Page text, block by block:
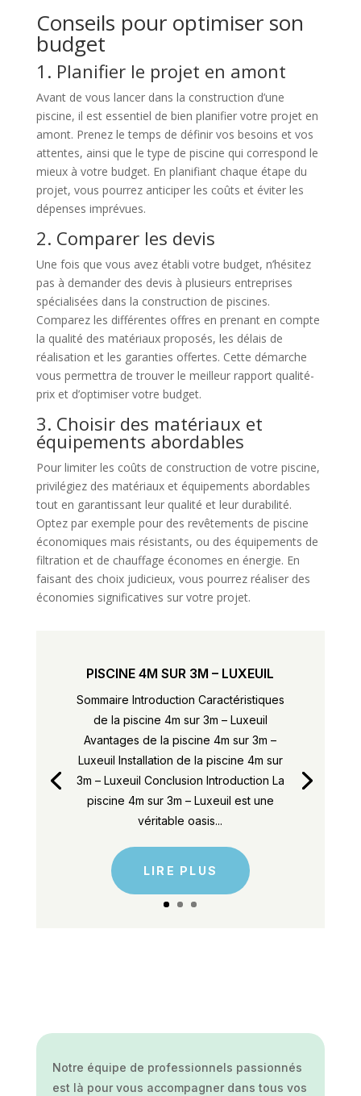
Conseils pour optimiser son
budget
1. Planifier le projet en amont
Avant de vous lancer dans la construction d’une
piscine, il est essentiel de bien planifier votre projet en
amont. Prenez le temps de définir vos besoins et vos
attentes, ainsi que le type de piscine qui correspond le
mieux à votre budget. En planifiant chaque étape du
projet, vous pourrez anticiper les coûts et éviter les
dépenses imprévues.
2. Comparer les devis
Une fois que vous avez établi votre budget, n’hésitez
pas à demander des devis à plusieurs entreprises
spécialisées dans la construction de piscines.
Comparez les différentes offres en prenant en compte
la qualité des matériaux proposés, les délais de
réalisation et les garanties offertes. Cette démarche
vous permettra de trouver le meilleur rapport qualité-
prix et d’optimiser votre budget.
3. Choisir des matériaux et
équipements abordables
Pour limiter les coûts de construction de votre piscine,
privilégiez des matériaux et équipements abordables
tout en garantissant leur qualité et leur durabilité.
Optez par exemple pour des revêtements de piscine
économiques mais résistants, ou des équipements de
filtration et de chauffage économes en énergie. En
faisant des choix judicieux, vous pourrez réaliser des
économies significatives sur votre projet.
PISCINE 4M SUR 3M – LUXEUIL
Sommaire Introduction Caractéristiques
de la piscine 4m sur 3m – Luxeuil
Avantages de la piscine 4m sur 3m –
Luxeuil Installation de la piscine 4m sur
3m – Luxeuil Conclusion Introduction La
piscine 4m sur 3m – Luxeuil est une
véritable oasis...
LIRE PLUS
Notre équipe de professionnels passionnés
est là pour vous accompagner dans tous vos